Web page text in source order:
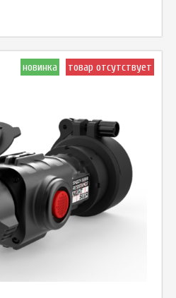
новинка товар отсутствует